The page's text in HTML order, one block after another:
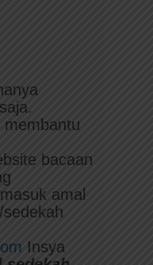
membantu
bacaan
amal
Insya